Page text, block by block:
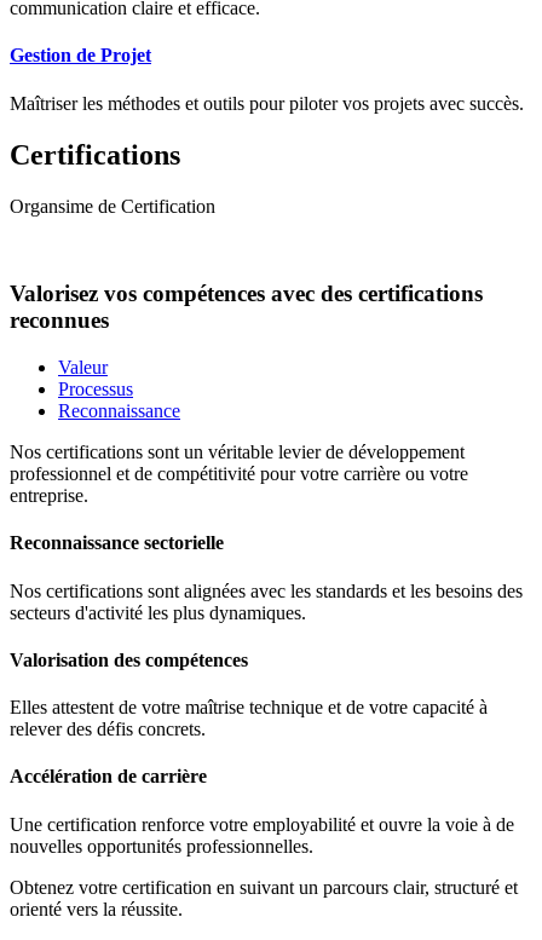
communication claire et efficace.
Gestion de Projet
Maîtriser les méthodes et outils pour piloter vos projets avec succès.
Certifications
Organsime de Certification
Valorisez vos compétences avec des certifications
reconnues
Valeur
Processus
Reconnaissance
Nos certifications sont un véritable levier de développement
professionnel et de compétitivité pour votre carrière ou votre
entreprise.
Reconnaissance sectorielle
Nos certifications sont alignées avec les standards et les besoins des
secteurs d'activité les plus dynamiques.
Valorisation des compétences
Elles attestent de votre maîtrise technique et de votre capacité à
relever des défis concrets.
Accélération de carrière
Une certification renforce votre employabilité et ouvre la voie à de
nouvelles opportunités professionnelles.
Obtenez votre certification en suivant un parcours clair, structuré et
orienté vers la réussite.